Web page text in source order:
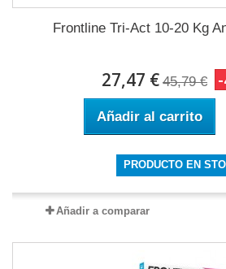
Frontline Tri-Act 10-20 Kg
27,47 € 45,79 €
Añadir al carrito
PRODUCTO EN
Añadir a comparar